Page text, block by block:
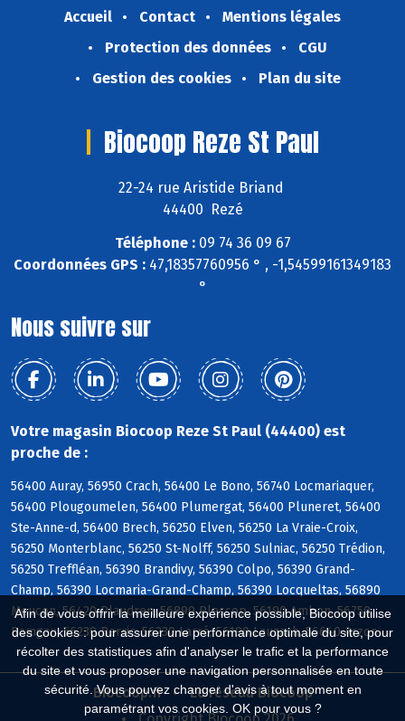
Afin de vous offrir la meilleure expérience possible, Biocoop utilise
des cookies : pour assurer une performance optimale du site, pour
récolter des statistiques afin d'analyser le trafic et la performance
du site et vous proposer une navigation personnalisée en toute
sécurité. Vous pouvez changer d'avis à tout moment en
paramétrant vos cookies. OK pour vous ?
Accueil Contact
Mentions légales
Protection des données
CGU
Gestion des cookies
Plan du site
Biocoop Reze St Paul
22-24 rue Aristide Briand
44400 Rezé
Téléphone :09 74 36 09 67
Coordonnées GPS : 47,18357760956 ° , -1,54599161349183
°
Nous suivre sur
Votre magasin Biocoop Reze St Paul (44400) est
proche de :
56400 Auray, 56950 Crach, 56400 Le Bono, 56740 Locmariaquer,
56400 Plougoumelen, 56400 Plumergat, 56400 Pluneret, 56400
Ste-Anne-d, 56400 Brech, 56250 Elven, 56250 La Vraie-Croix,
56250 Monterblanc, 56250 St-Nolff, 56250 Sulniac, 56250 Trédion,
56250 Treffléan, 56390 Brandivy, 56390 Colpo, 56390 Grand-
Champ, 56390 Locmaria-Grand-Champ, 56390 Locqueltas, 56890
Meucon, 56420 Plaudren, 56890 Plescop, 56190 Ambon, 56750
Damgan, 56230 Berric, 56230 Larré, 56190 Lauzach, 56640 Arzon
Biocoop.fr
Le réseau Biocoop